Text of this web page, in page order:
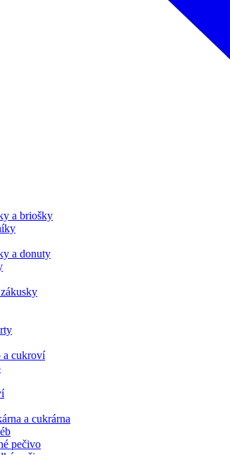
a briošky
a donuty
a cukroví
a cukrárna
pečivo